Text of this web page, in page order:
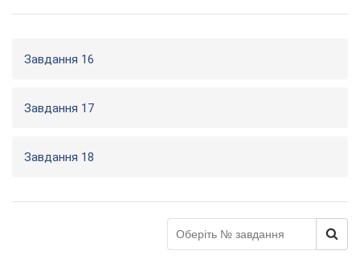
Завдання 16
Завдання 17
Завдання 18